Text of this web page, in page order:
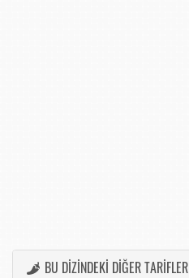
BU DİZİNDEKİ DİĞER TARİFLER